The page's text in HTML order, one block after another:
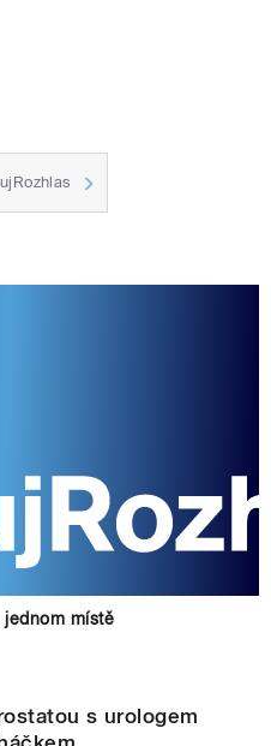
jednom místě
s urologem